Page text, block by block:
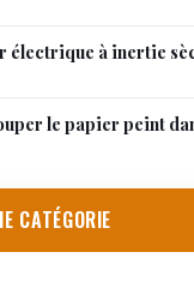
électrique à inertie
le papier peint
CATÉGORIE